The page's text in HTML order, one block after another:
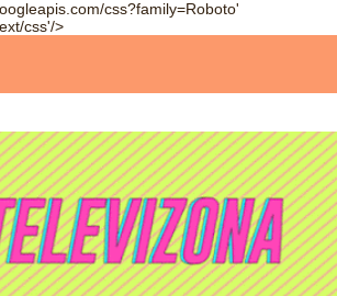
css?family=Roboto'
css'/>